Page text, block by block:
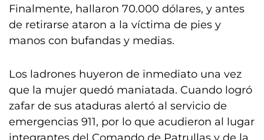
Finalmente, hallaron 70.000 dólares, y antes
de retirarse ataron a la víctima de pies y
manos con bufandas y medias.
Los ladrones huyeron de inmediato una vez
que la mujer quedó maniatada. Cuando logró
zafar de sus ataduras alertó al servicio de
emergencias 911, por lo que acudieron al lugar